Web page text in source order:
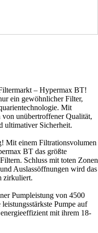
– Hypermax BT!
ein gewöhnlicher Filter,
Mit
unübertroffener Qualität,
ultimativer Sicherheit.
Mit einem Filtrationsvolumen
BT das größte
Schluss mit toten Zonen
Auslassöffnungen wird das
zirkuliert.
Pumpleistung von 4500
Pumpe auf
mit ihrem 18-